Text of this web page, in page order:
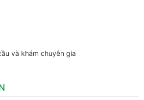
và khám chuyên gia